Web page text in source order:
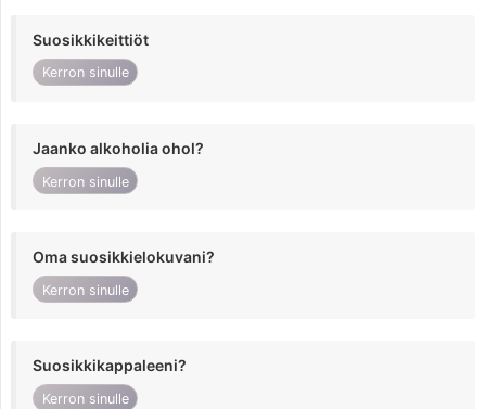
Suosikkikeittiöt
Kerron sinulle
Jaanko alkoholia ohol?
Kerron sinulle
Oma suosikkielokuvani?
Kerron sinulle
Suosikkikappaleeni?
Kerron sinulle